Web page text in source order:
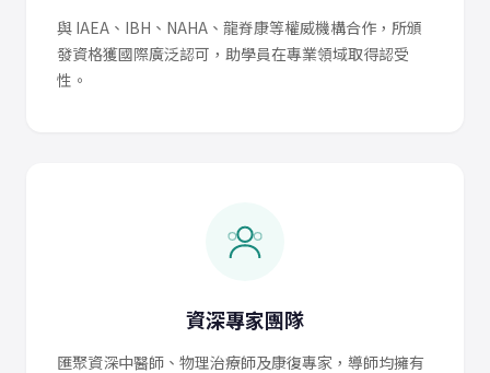
與 IAEA、IBH、NAHA、龍脊康等權威機構合作，所頒
發資格獲國際廣泛認可，助學員在專業領域取得認受
性。
資深專家團隊
匯聚資深中醫師、物理治療師及康復專家，導師均擁有